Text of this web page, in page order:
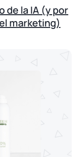
de la IA (y por
marketing)